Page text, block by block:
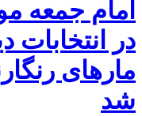
امام جمعه
در انتخابات‌
مارهای
شد